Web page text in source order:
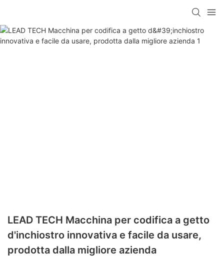
LEAD TECH Macchina per codifica a getto
d'inchiostro innovativa e facile da usare,
prodotta dalla migliore azienda